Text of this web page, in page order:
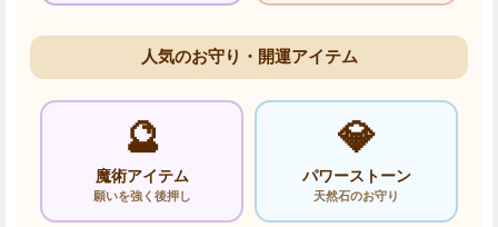
人気のお守り・開運アイテム
🔮
魔術アイテム
願いを強く後押し
💎
パワーストーン
天然石のお守り